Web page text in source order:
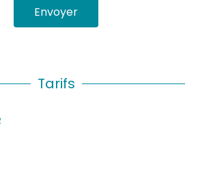
Envoyer
Tarifs